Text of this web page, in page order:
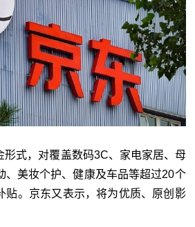
形式，对覆盖数码3C、家电家居、母
、美妆个护、健康及车品等超过20个
贴。京东又表示，将为优质、原创影